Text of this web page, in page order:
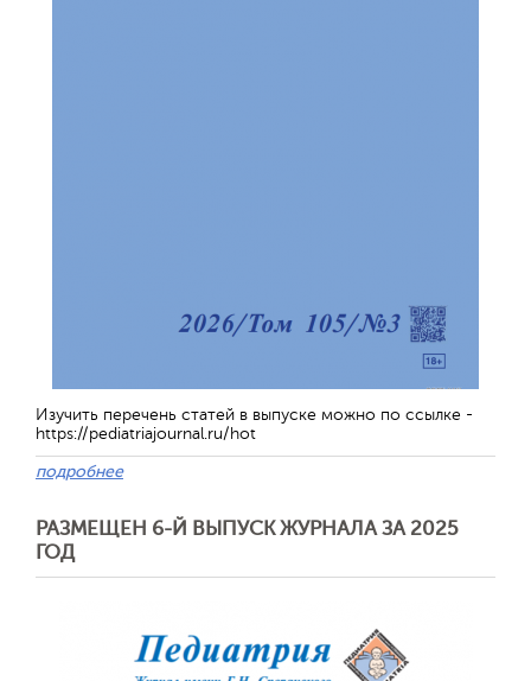
Изучить перечень статей в выпуске можно по ссылке -
https://pediatriajournal.ru/hot
подробнее
РАЗМЕЩЕН 6-Й ВЫПУСК ЖУРНАЛА ЗА 2025
ГОД